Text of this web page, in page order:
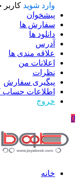
وارد شوید کاربر
پیشخوان
سفارش ها
دانلود ها
آدرس
علاقه مندی ها
اعلانات من
نظرات
پیگیری سفارش
اطلاعات حساب
خروج
0
خانه